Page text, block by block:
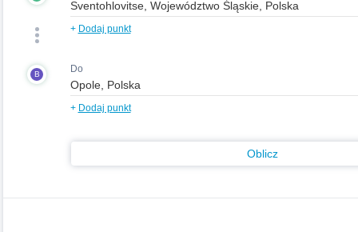
+ Dodaj punkt
B Do
+ Dodaj punkt
Oblicz